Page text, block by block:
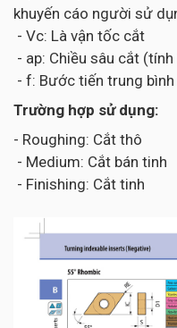
khuyến cáo người sử
- Vc: Là vận tốc cắt
- ap: Chiều sâu cắt
- f: Bước tiến trung
Trường hợp sử dụng:
- Roughing: Cắt thô
- Medium: Cắt bán tinh
- Finishing: Cắt tinh